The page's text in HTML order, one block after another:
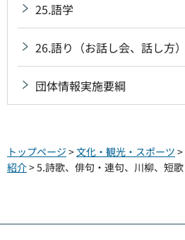
25.語学
26.語り（お話し会、話し方）
団体情報実施要綱
トップページ >文化・観光・スポーツ >
紹介> 5.詩歌、俳句・連句、川柳、短歌